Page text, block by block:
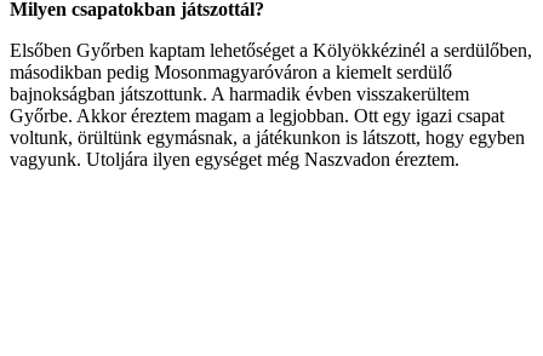
Milyen csapatokban játszottál?
Elsőben Győrben kaptam lehetőséget a Kölyökkézinél a serdülőben,
másodikban pedig Mosonmagyaróváron a kiemelt serdülő
bajnokságban játszottunk. A harmadik évben visszakerültem
Győrbe. Akkor éreztem magam a legjobban. Ott egy igazi csapat
voltunk, örültünk egymásnak, a játékunkon is látszott, hogy egyben
vagyunk. Utoljára ilyen egységet még Naszvadon éreztem.